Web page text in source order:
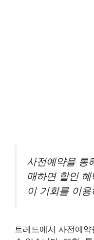
사전예약을 통
매하면 할인
이 기회를 이
트레드에서 사전예